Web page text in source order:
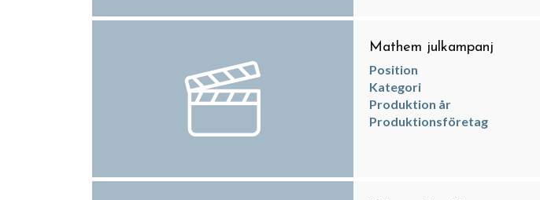
Mathem julkampanj
Position
Kategori
Produktion år
Produktionsföretag